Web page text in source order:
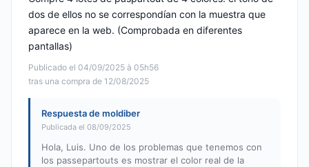
Publicado el 04/09/2025 à 05h56
tras una compra de 12/08/2025
dos de ellos no se correspondían con la muestra que
aparece en la web. (Comprobada en diferentes
pantallas)
Respuesta de moldiber
Publicada el 08/09/2025
Hola, Luis. Uno de los problemas que tenemos con
los passepartouts es mostrar el color real de la